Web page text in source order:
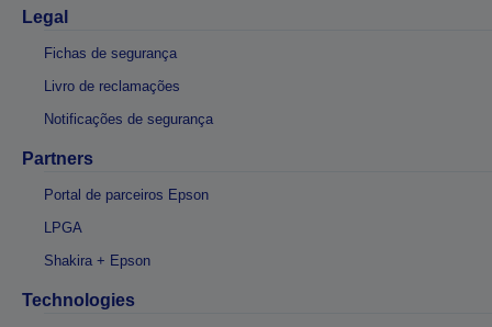
Legal
Fichas de segurança
Livro de reclamações
Notificações de segurança
Partners
Portal de parceiros Epson
LPGA
Shakira + Epson
Technologies